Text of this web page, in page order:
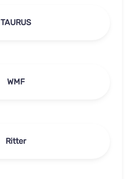
TAURUS
WMF
Ritter